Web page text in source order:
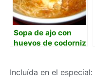
Sopa de ajo con
huevos de codorniz
Incluída en el especial: